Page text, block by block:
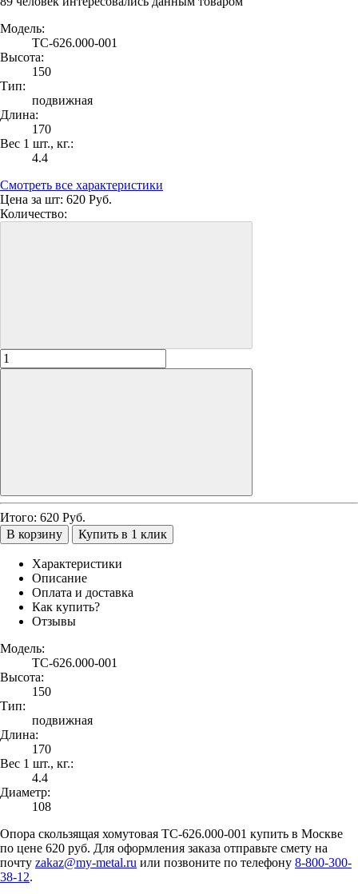
Модель:
ТС-626.000-001
Высота:
150
Тип:
подвижная
Длина:
170
Вес 1 шт., кг.:
4.4
Смотреть все характеристики
Цена за шт: 620 Руб.
Количество:
Итого: 620 Руб.
В корзину
Купить в 1 клик
Характеристики
Описание
Оплата и доставка
Как купить?
Отзывы
Модель:
ТС-626.000-001
Высота:
150
Тип:
подвижная
Длина:
170
Вес 1 шт., кг.:
4.4
Диаметр:
108
Опора скользящая хомутовая ТС-626.000-001 купить в Москве
по цене 620 руб. Для оформления заказа отправьте смету на
почту zakaz@my-metal.ru или позвоните по телефону 8-800-300-
38-12.